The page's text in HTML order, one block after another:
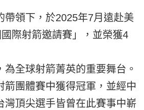
領下，於2025年7月遠赴美
際射箭邀請賽」，並榮獲4
全球射箭菁英的重要舞台。
團體賽中獲得冠軍，並經中
頂尖選手皆曾在此賽事中嶄